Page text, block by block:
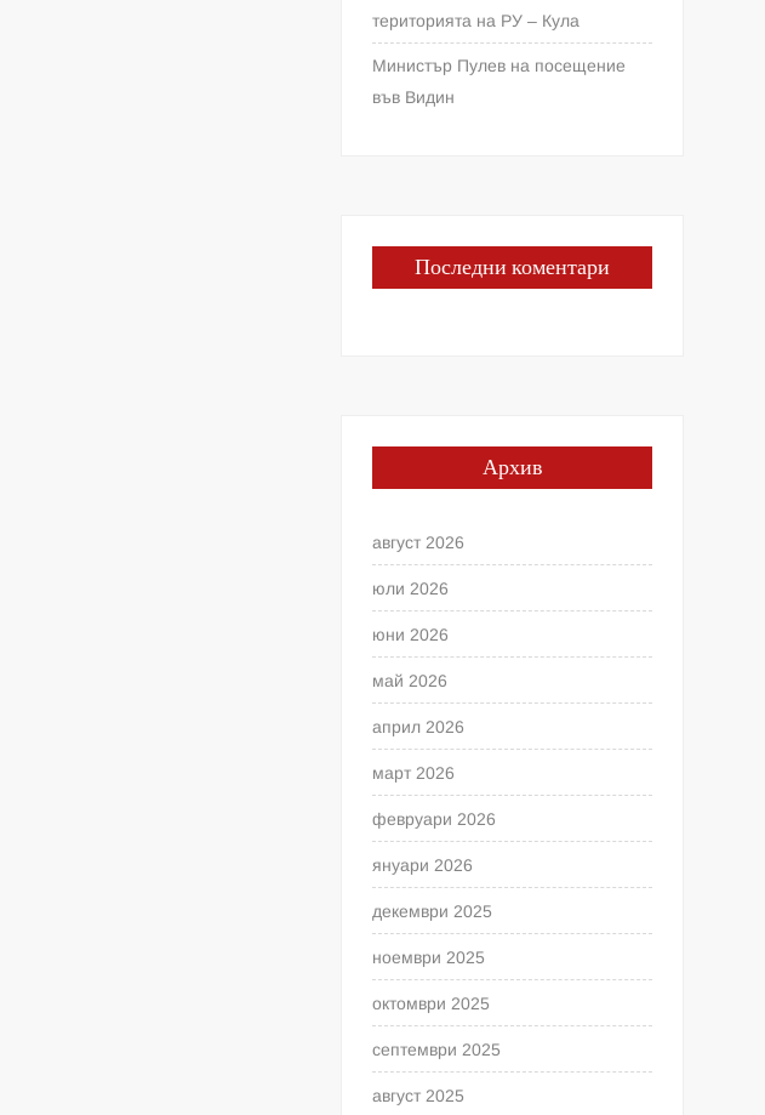
територията на РУ – Кула
Министър Пулев на посещение
във Видин
Последни коментари
Архив
август 2026
юли 2026
юни 2026
май 2026
април 2026
март 2026
февруари 2026
януари 2026
декември 2025
ноември 2025
октомври 2025
септември 2025
август 2025